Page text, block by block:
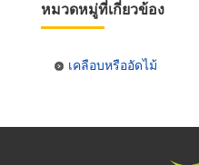
หมวดหมู่ที่เกี่ยวข้อง
เคลือบหรืออัดไม้